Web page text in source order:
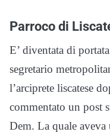
Parroco di
E’ diventata di
segretario
l’arciprete liscatese
commentato un post
Dem. La quale